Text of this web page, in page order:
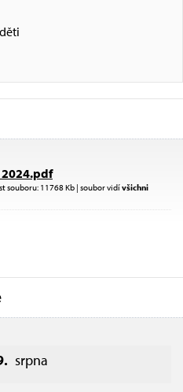
2024.pdf
souboru: 11768 Kb | soubor vidívšichni
srpna